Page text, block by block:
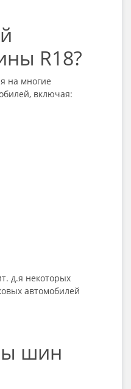
R18?
на многие
включая:
д.я некоторых
автомобилей
шин